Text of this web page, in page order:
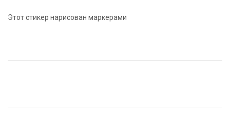
Этот стикер нарисован маркерами